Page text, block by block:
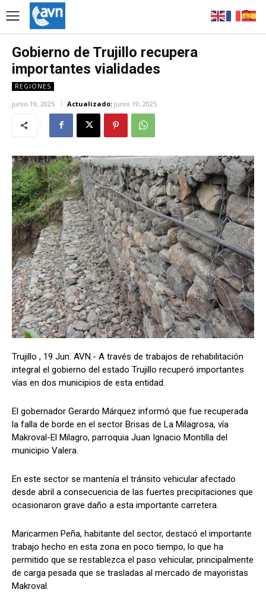
Gobierno de Trujillo recupera
importantes vialidades
REGIONES
junio 19, 2025 Actualizado: junio 19, 2025
Trujillo , 19 Jun. AVN.- A través de trabajos de rehabilitación
integral el gobierno del estado Trujillo recuperó importantes
vías en dos municipios de esta entidad.
El gobernador Gerardo Márquez informó que fue recuperada
la falla de borde en el sector Brisas de La Milagrosa, vía
Makroval-El Milagro, parroquia Juan Ignacio Montilla del
municipio Valera.
En este sector se mantenía el tránsito vehicular afectado
desde abril a consecuencia de las fuertes precipitaciones que
ocasionaron grave daño a esta importante carretera.
Maricarmen Peña, habitante del sector, destacó el importante
trabajo hecho en esta zona en poco tiempo, lo que ha
permitido que se restablezca el paso vehicular, principalmente
de carga pesada que se trasladas al mercado de mayoristas
Makroval.